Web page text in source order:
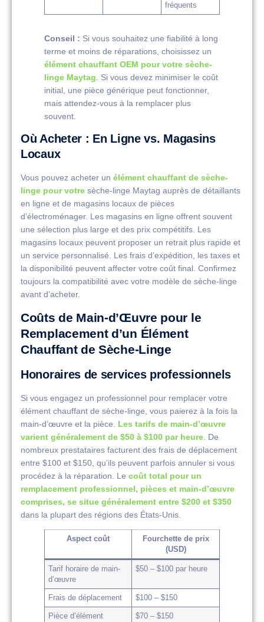
fréquents
Conseil : Si vous souhaitez une fiabilité à long
terme et moins de réparations, choisissez un
élément chauffant OEM pour votre sèche-
linge Maytag . Si vous devez minimiser le coût
initial, une pièce générique peut fonctionner,
mais attendez-vous à la remplacer plus
souvent.
Où Acheter : En Ligne vs. Magasins
Locaux
Vous pouvez acheter un élément chauffant de sèche-
linge pour votre sèche-linge Maytag auprès de détaillants
en ligne et de magasins locaux de pièces
d’électroménager. Les magasins en ligne offrent souvent
une sélection plus large et des prix compétitifs. Les
magasins locaux peuvent proposer un retrait plus rapide et
un service personnalisé. Les frais d’expédition, les taxes et
la disponibilité peuvent affecter votre coût final. Confirmez
toujours la compatibilité avec votre modèle de sèche-linge
avant d’acheter.
Coûts de Main-d’Œuvre pour le
Remplacement d’un Élément
Chauffant de Sèche-Linge
Honoraires de services professionnels
Si vous engagez un professionnel pour remplacer votre
élément chauffant de sèche-linge, vous paierez à la fois la
main-d’œuvre et la pièce. Les tarifs de main-d’œuvre
varient généralement de $50 à $100 par heure . De
nombreux prestataires facturent des frais de déplacement
entre $100 et $150, qu’ils peuvent parfois annuler si vous
procédez à la réparation. Le coût total pour un
remplacement professionnel, pièces et main-d’œuvre
comprises, se situe généralement entre $200 et $350
dans la plupart des régions des États-Unis.
Aspect coût
Fourchette de prix
(USD)
Tarif horaire de main-
d’œuvre
$50 – $100 par heure
Frais de déplacement $100 – $150
Pièce d’élément
$70 – $150